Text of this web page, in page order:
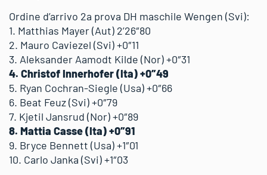
Ordine d’arrivo 2a prova DH maschile Wengen (Svi):
1. Matthias Mayer (Aut) 2’26″80
2. Mauro Caviezel (Svi) +0″11
3. Aleksander Aamodt Kilde (Nor) +0″31
4. Christof Innerhofer (Ita) +0″49
5. Ryan Cochran-Siegle (Usa) +0″66
6. Beat Feuz (Svi) +0″79
7. Kjetil Jansrud (Nor) +0″89
8. Mattia Casse (Ita) +0″91
9. Bryce Bennett (Usa) +1″01
10. Carlo Janka (Svi) +1″03